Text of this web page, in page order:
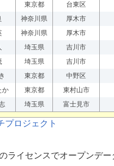
東京都 台東区
神奈川県 厚木市
神奈川県 厚木市
埼玉県 吉川市
埼玉県 吉川市
東京都 中野区
か 東京都 東村山市
埼玉県 富士見市
ライセンスでオープンデ